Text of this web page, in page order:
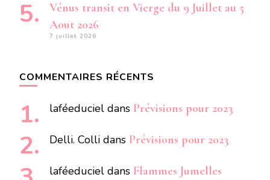
Vénus transit en Vierge du 9 Juillet au 5
Aout 2026
7 juillet 2026
COMMENTAIRES RÉCENTS
laféeduciel dans Prévisions pour 2023
Delli. Colli dans Prévisions pour 2023
laféeduciel dans Flammes Jumelles